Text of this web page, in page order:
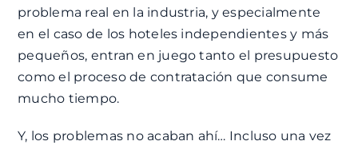
problema real en la industria, y especialmente
en el caso de los hoteles independientes y más
pequeños, entran en juego tanto el presupuesto
como el proceso de contratación que consume
mucho tiempo.
Y, los problemas no acaban ahí… Incluso una vez